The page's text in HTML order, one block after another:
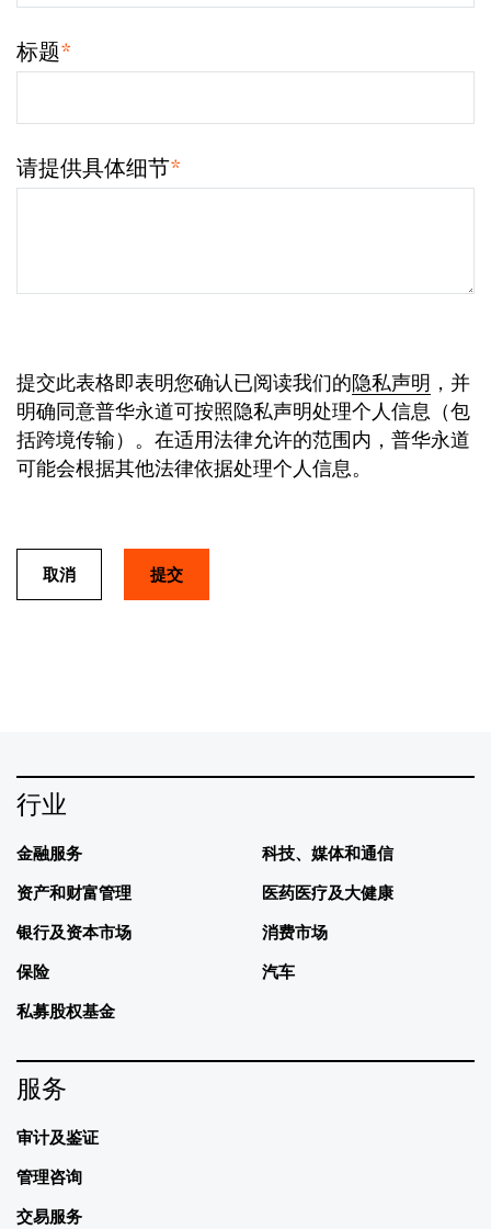
标题*
请提供具体细节*
提交此表格即表明您确认已阅读我们的隐私声明 ，并
明确同意普华永道可按照隐私声明处理个人信息（包
括跨境传输）。在适用法律允许的范围内，普华永道
可能会根据其他法律依据处理个人信息。
取消
行业
金融服务
资产和财富管理
银行及资本市场
保险
私募股权基金
科技、媒体和通信
医药医疗及大健康
消费市场
汽车
服务
审计及鉴证
管理咨询
交易服务